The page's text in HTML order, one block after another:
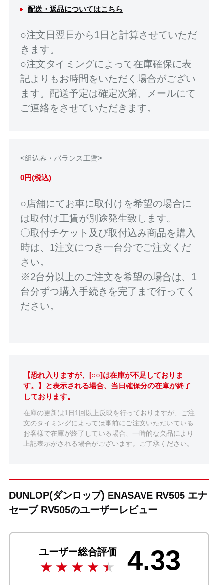
配送・返品についてはこちら
○注文日翌日から1日と計算させていただ
きます。
○注文タイミングによって在庫確保に表
記よりもお時間をいただく場合がござい
ます。配送予定は確定次第、メールにて
ご連絡をさせていただきます。
<組込み・バランス工賃>
0円(税込)
○店舗にてお車に取付けを希望の場合に
は取付け工賃が別途発生致します。
〇取付チケット及び取付込み商品を購入
時は、1注文につき一台分でご注文くだ
さい。
※2台分以上のご注文を希望の場合は、1
台分ずつ購入手続きを完了まで行ってく
ださい。
【恐れ入りますが、[○○]は在庫が不足しておりま
す。】と表示される場合、当日確保分の在庫が終了
しております。
在庫の更新は1日1回以上反映を行っておりますが、ご注
文のタイミングによっては事前にご注文いただいている
お客様で在庫が終了している場合、一時的な欠品により
上記表示がされる場合がございます。ご了承ください。
DUNLOP(ダンロップ) ENASAVE RV505 エナ
セーブ RV505のユーザーレビュー
ユーザー総合評価 4.33